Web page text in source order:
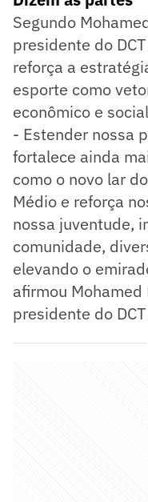
Segundo
presidente do
reforça a
esporte como
econômico e
- Estender nossa
fortalece ainda
como o novo lar
Médio e reforça
nossa juventude,
comunidade,
elevando o
afirmou
presidente do